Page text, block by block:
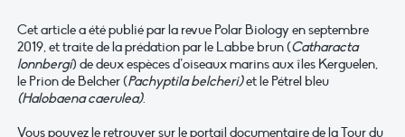
Cet article a été publié par la revue Polar Biology en septembre
2019, et traite de la prédation par le Labbe brun (Catharacta
lonnbergi) de deux espèces d’oiseaux marins aux îles Kerguelen,
le Prion de Belcher (Pachyptila belcheri)et le Pétrel bleu
(Halobaena caerulea).
Vous pouvez le retrouver sur le portail documentaire de la Tour du